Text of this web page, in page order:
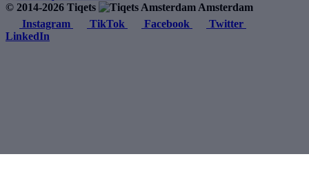
© 2014-2026 Tiqets
Amsterdam
Instagram
TikTok Facebook
Twitter
LinkedIn